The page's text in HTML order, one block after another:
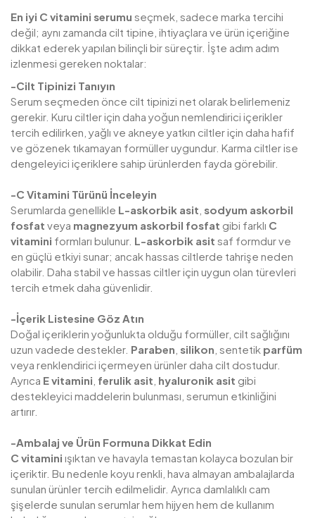
En iyi C vitamini serumu seçmek, sadece marka tercihi
değil; aynı zamanda cilt tipine, ihtiyaçlara ve ürün içeriğine
dikkat ederek yapılan bilinçli bir süreçtir. İşte adım adım
izlenmesi gereken noktalar:
-Cilt Tipinizi Tanıyın
Serum seçmeden önce cilt tipinizi net olarak belirlemeniz
gerekir. Kuru ciltler için daha yoğun nemlendirici içerikler
tercih edilirken, yağlı ve akneye yatkın ciltler için daha hafif
ve gözenek tıkamayan formüller uygundur. Karma ciltler ise
dengeleyici içeriklere sahip ürünlerden fayda görebilir.
-C Vitamini Türünü İnceleyin
Serumlarda genellikle L-askorbik asit sodyum askorbil
fosfat veya magnezyum askorbil fosfat gibi farklı C
vitamini formları bulunur. L-askorbik asit saf formdur ve
en güçlü etkiyi sunar; ancak hassas ciltlerde tahrişe neden
olabilir. Daha stabil ve hassas ciltler için uygun olan türevleri
tercih etmek daha güvenlidir.
-İçerik Listesine Göz Atın
Doğal içeriklerin yoğunlukta olduğu formüller, cilt sağlığını
uzun vadede destekler. Paraben silikon , sentetik parfüm
veya renklendirici içermeyen ürünler daha cilt dostudur.
Ayrıca E vitamini ferulik asit hyaluronik asit gibi
destekleyici maddelerin bulunması, serumun etkinliğini
artırır.
-Ambalaj ve Ürün Formuna Dikkat Edin
C vitamini ışıktan ve havayla temastan kolayca bozulan bir
içeriktir. Bu nedenle koyu renkli, hava almayan ambalajlarda
sunulan ürünler tercih edilmelidir. Ayrıca damlalıklı cam
şişelerde sunulan serumlar hem hijyen hem de kullanım